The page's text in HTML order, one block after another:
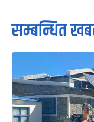
सम्बन्धित